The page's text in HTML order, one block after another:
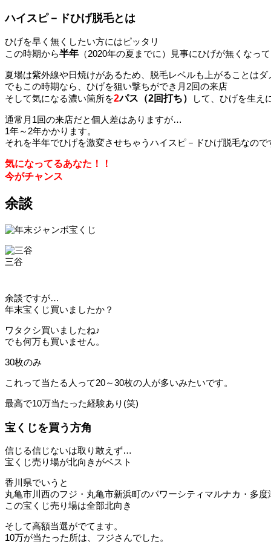
ハイスピ－ドひげ脱毛とは
ひげを早く無くしたい方にはピッタリ
この時期から半年 （2020年の夏までに）見事にひげが無くなって
夏場は紫外線や日焼けがあるため、脱毛レベルも上がることはダ
でもこの時期なら、ひげを狙い撃ちができ月2回の来店
そして気になる濃い箇所を2パス（2回打ち） して、ひげを生え
通常月1回の来店だと個人差はありますが…
1年～2年かかります。
それを半年でひげを激変させちゃうハイスピ－ドひげ脱毛なので
気になってるあなた！！
今がチャンス
余談
三谷
余談ですが…
年末宝くじ買いましたか？
ワタクシ買いましたね♪
でも何万も買いません。
30枚のみ
これって当たる人って20～30枚の人が多いみたいです。
最高で10万当たった経験あり(笑)
宝くじを買う方角
信じる信じないは取り敢えず…
宝くじ売り場が北向きがベスト
香川県でいうと
丸亀市川西のフジ・丸亀市新浜町のパワーシティマルナカ・多度
この宝くじ売り場は全部北向き
そして高額当選がでてます。
10万が当たった所は、フジさんでした。